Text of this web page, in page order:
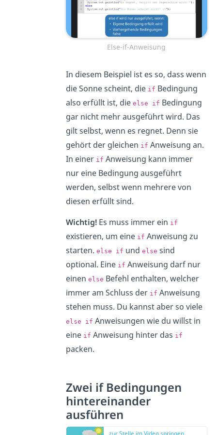
Else-if-Anweisung
In diesem Beispiel ist es so, dass wenn
die Sonne scheint, die if Bedingung
also erfüllt ist, die else if Bedingung
gar nicht mehr ausgeführt wird. Das
gilt selbst, wenn es regnet. Denn sie
gehört der gleichen if Anweisung an.
In einer if Anweisung kann immer
nur eine Bedingung ausgeführt
werden, selbst wenn mehrere von
diesen erfüllt sind.
Wichtig!Es muss immer ein if
existieren, um eine if Anweisung zu
starten. else if und else sind
optional. Eine if Anweisung darf nur
einen else Befehl enthalten, welcher
immer am Schluss der if Anweisung
stehen muss. Du kannst aber so viele
else if Anweisungen wie du willst in
eine if Anweisung hinter das if
packen.
Zwei if Bedingungen
hintereinander
ausführen